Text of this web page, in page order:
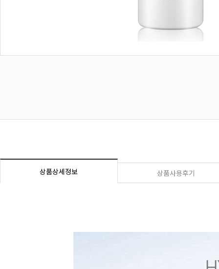
상품상세정보 상품사용후기